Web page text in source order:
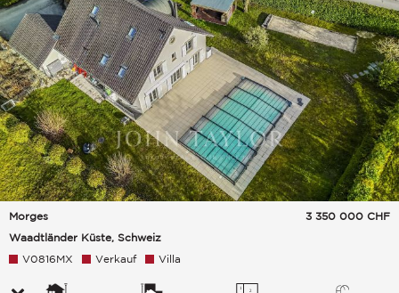
Morges
Waadtländer Küste, Schweiz
3 350 000 CHF
V0816MX Verkauf Villa